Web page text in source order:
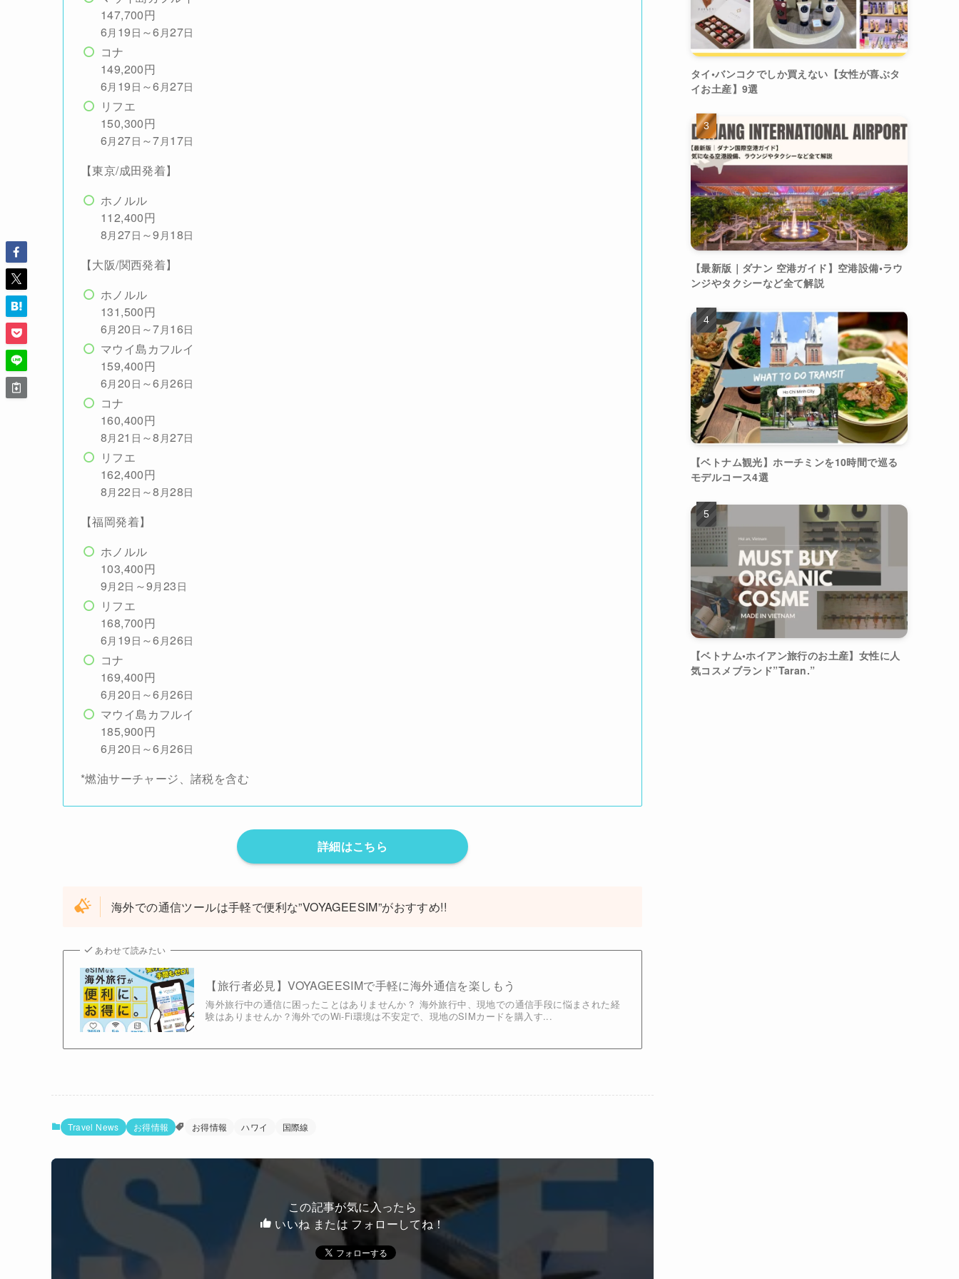
147,700円
6月 19日 ～6 月27日
コナ
149,200円
6月 19日 ～6 月27日
リフエ
150,300円
6月27日 ～7月17日
【東京/成田発着】
ホノルル
112,400円
8月27日 ～9 月18日
【大阪/関西発着】
ホノルル
131,500円
6月20日 ～7月16日
マウイ島カフルイ
159,400円
6月20日 ～6 月26日
コナ
160,400円
8月21 日 ～8 月27日
リフエ
162,400円
8月22日 ～8 月28日
【福岡発着】
ホノルル
103,400円
9月2日 ～9月23日
リフエ
168,700円
6月 19日 ～6 月26日
コナ
169,400円
6月20日 ～6 月26日
マウイ島カフルイ
185,900円
6月20日 ～6 月26日
*燃油サーチャージ、諸税を含む
詳細はこちら
海外での通信ツールは手軽で便利な”VOYAGEESIM”がおすすめ!!
あわせて読みたい
【旅行者必見】VOYAGEESIMで手軽に海外通信を楽しもう
海外旅行中の通信に困ったことはありませんか？ 海外旅行中、現地での通信手段に悩まされた経
験はありませんか？海外でのWi-Fi環境は不安定で、現地のSIMカードを購入す...
Travel News お得情報 お得情報 ハワイ 国際線
この記事が気に入ったら
いいね または フォローしてね！
タイ•バンコクでしか買えない【女性が喜ぶタ
イお土産】9選
【最新版｜ダナン 空港ガイド】空港設備•ラウ
ンジやタクシーなど全て解説
【ベトナム観光】ホーチミンを10時間で巡る
モデルコース4選
【ベトナム•ホイアン旅行のお土産】女性に人
気コスメブランド”Taran.”